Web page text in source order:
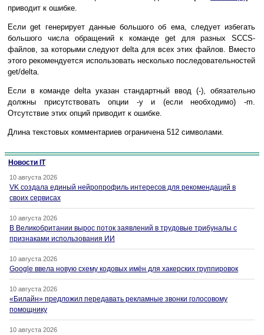
приводит к ошибке.
Если get генерирует данные большого об ема, следует избегать
большого числа обращений к команде get для разных SCCS-
файлов, за которыми следуют delta для всех этих файлов. Вместо
этого рекомендуется использовать несколько последовательностей
get/delta.
Если в команде delta указан стандартный ввод (-), обязательно
должны присутствовать опции -y и (если необходимо) -m.
Отсутствие этих опций приводит к ошибке.
Длина текстовых комментариев ограничена 512 символами.
Новости IT
10 августа 2026
VK создала единый нейропрофиль интересов для рекомендаций в
своих сервисах
10 августа 2026
В Великобритании вырос поток заявлений в трудовые трибуналы с
признаками использования ИИ
10 августа 2026
Google ввела новую схему кодовых имён для хакерских группировок
10 августа 2026
«Билайн» предложил передавать рекламные звонки голосовому
помощнику
10 августа 2026